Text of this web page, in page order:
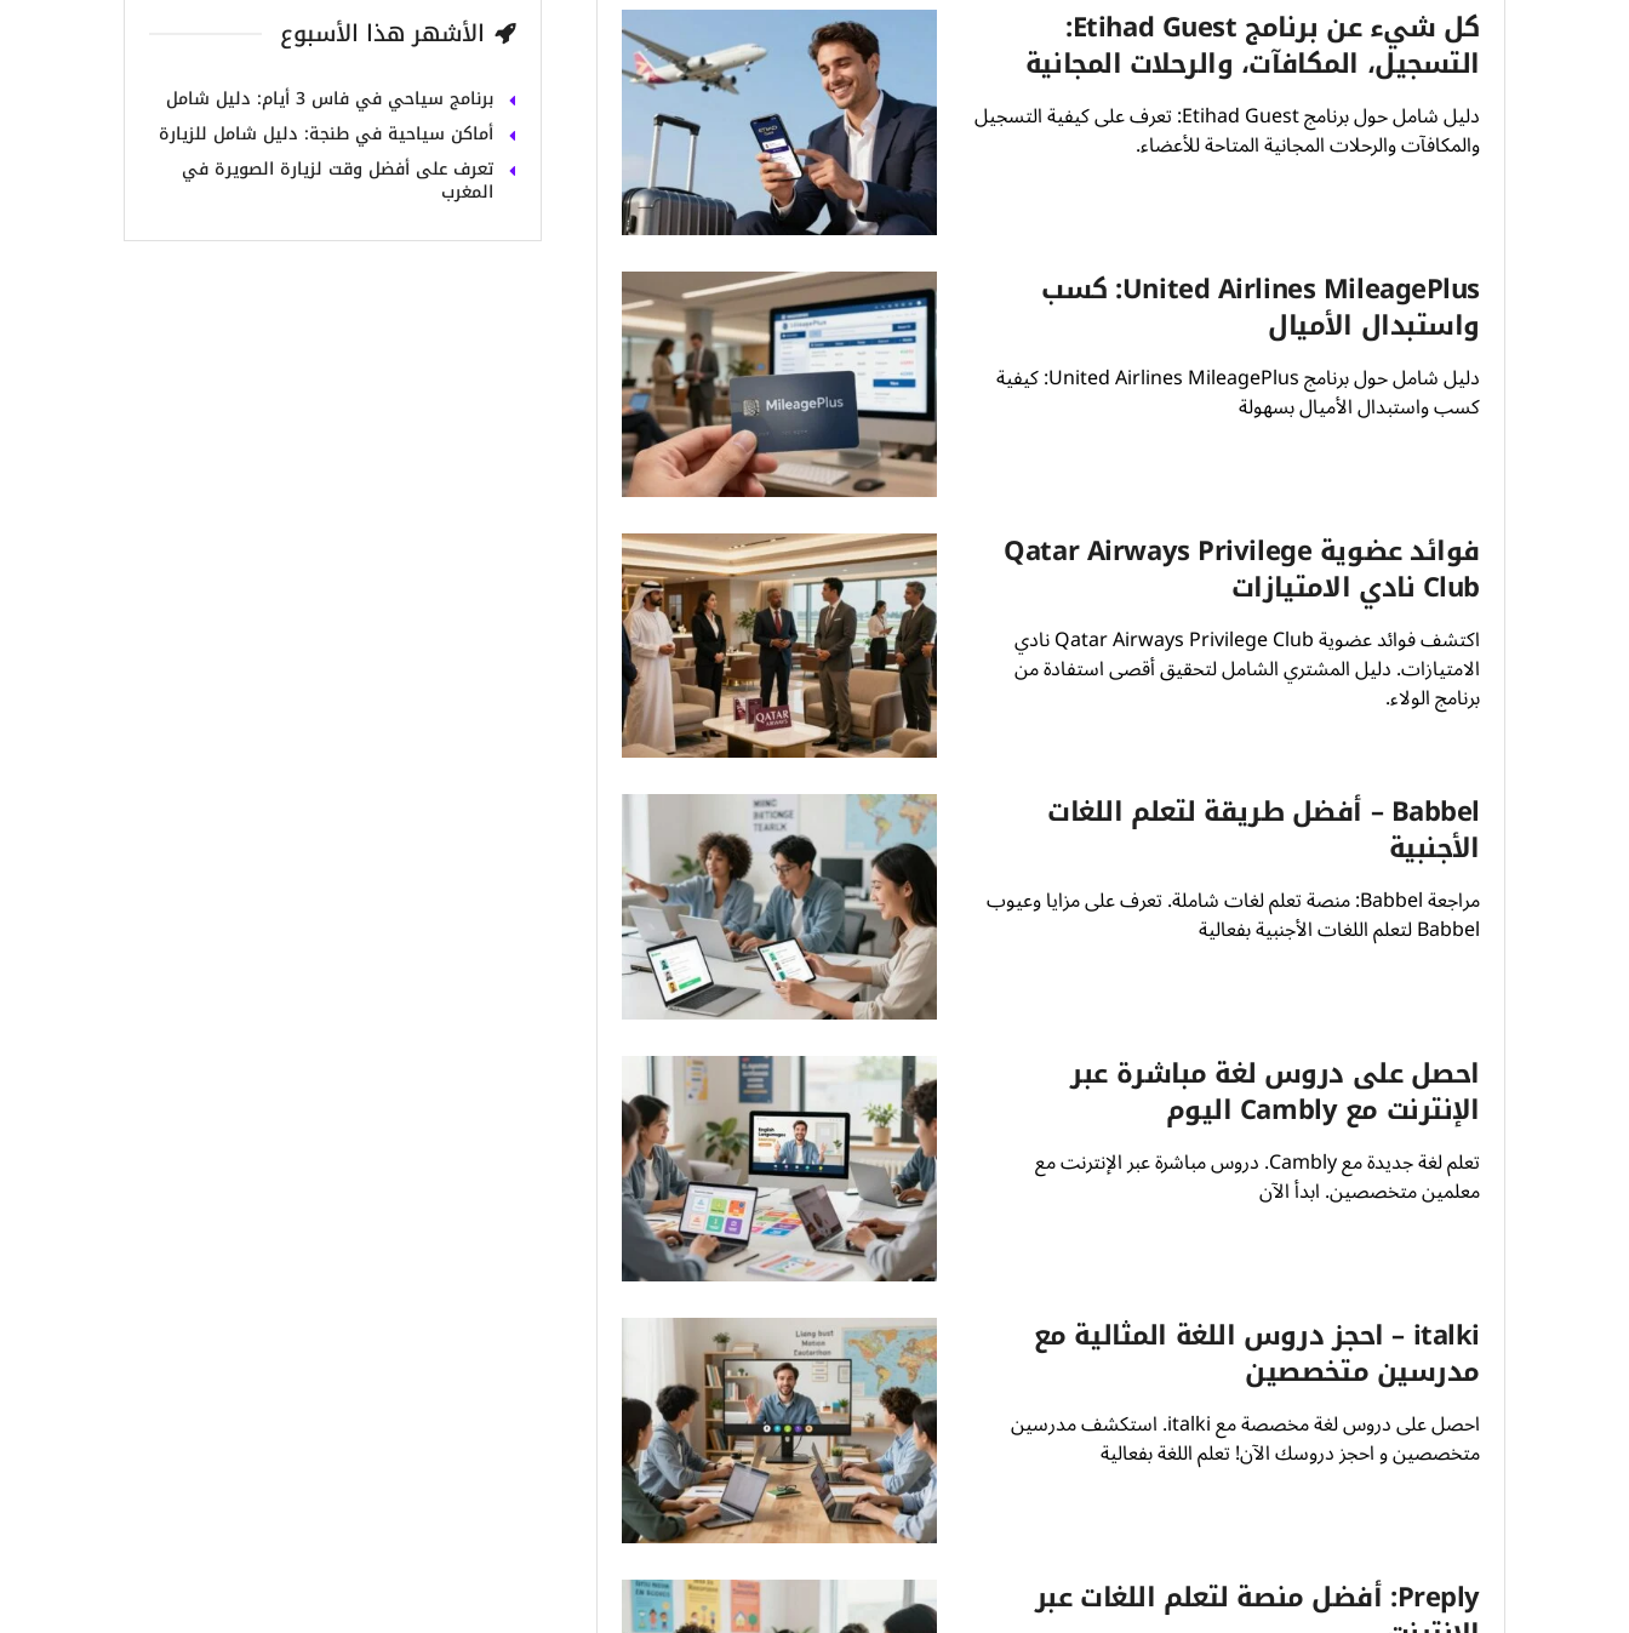
كل شيء عن برنامج Etihad Guest:
التسجيل، المكافآت، والرحلات المجانية
دليل شامل حول برنامج Etihad Guest: تعرف على كيفية التسجيل
والمكافآت والرحلات المجانية المتاحة للأعضاء.
United Airlines MileagePlus: كسب
واستبدال الأميال
دليل شامل حول برنامج United Airlines MileagePlus: كيفية
كسب واستبدال الأميال بسهولة
فوائد عضوية Qatar Airways Privilege
Club نادي الامتيازات
اكتشف فوائد عضوية Qatar Airways Privilege Club نادي
الامتيازات. دليل المشتري الشامل لتحقيق أقصى استفادة من
برنامج الولاء.
Babbel – أفضل طريقة لتعلم اللغات
الأجنبية
مراجعة Babbel: منصة تعلم لغات شاملة. تعرف على مزايا وعيوب
Babbel لتعلم اللغات الأجنبية بفعالية
احصل على دروس لغة مباشرة عبر
الإنترنت مع Cambly اليوم
تعلم لغة جديدة مع Cambly. دروس مباشرة عبر الإنترنت مع
معلمين متخصصين. ابدأ الآن
italki – احجز دروس اللغة المثالية مع
مدرسين متخصصين
احصل على دروس لغة مخصصة مع italki. استكشف مدرسين
متخصصين و احجز دروسك الآن! تعلم اللغة بفعالية
Preply: أفضل منصة لتعلم اللغات عبر
الأشهر هذا الأسبوع
برنامج سياحي في فاس 3 أيام: دليل شامل
أماكن سياحية في طنجة: دليل شامل للزيارة
تعرف على أفضل وقت لزيارة الصويرة في
المغرب